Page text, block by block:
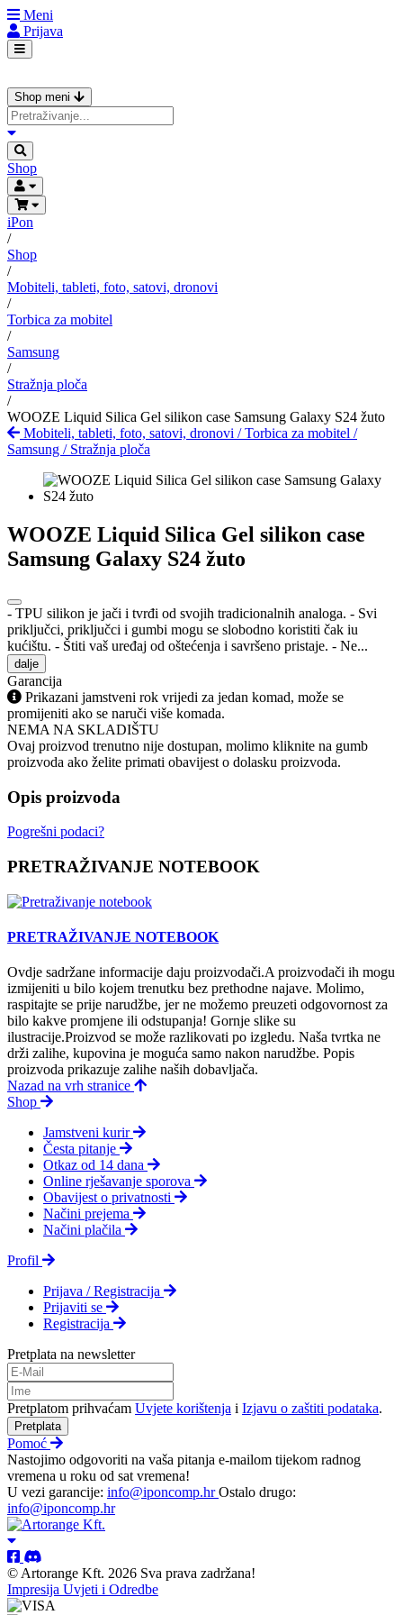
Meni
Prijava
Shop meni
Shop
iPon
/
Shop
/
Mobiteli, tableti, foto, satovi, dronovi
/
Torbica za mobitel
/
Samsung
/
Stražnja ploča
/
WOOZE Liquid Silica Gel silikon case Samsung Galaxy S24 žuto
Mobiteli, tableti, foto, satovi, dronovi /Torbica za mobitel /
Samsung / Stražnja ploča
WOOZE Liquid Silica Gel silikon case
Samsung Galaxy S24 žuto
- TPU silikon je jači i tvrđi od svojih tradicionalnih analoga. - Svi
priključci, priključci i gumbi mogu se slobodno koristiti čak iu
kućištu. - Štiti vaš uređaj od oštećenja i savršeno pristaje. - Ne...
dalje
Garancija
Prikazani jamstveni rok vrijedi za jedan komad, može se
promijeniti ako se naruči više komada.
NEMA NA SKLADIŠTU
Ovaj proizvod trenutno nije dostupan, molimo kliknite na gumb
proizvoda ako želite primati obavijest o dolasku proizvoda.
Opis proizvoda
Pogrešni podaci?
PRETRAŽIVANJE NOTEBOOK
PRETRAŽIVANJE NOTEBOOK
Ovdje sadržane informacije daju proizvodači.A proizvodači ih mogu
izmijeniti u bilo kojem trenutku bez prethodne najave. Molimo,
raspitajte se prije narudžbe, jer ne možemo preuzeti odgovornost za
bilo kakve promjene ili odstupanja! Gornje slike su
ilustracije.Proizvod se može razlikovati po izgledu. Naša tvrtka ne
drži zalihe, kupovina je moguća samo nakon narudžbe. Popis
proizvoda prikazuje zalihe naših dobavljača.
Nazad na vrh stranice
Shop
Jamstveni kurir
Česta pitanje
Otkaz od 14 dana
Online rješavanje sporova
Obavijest o privatnosti
Načini prejema
Načini plačila
Profil
Prijava / Registracija
Prijaviti se
Registracija
Pretplata na newsletter
Pretplatom prihvaćam Uvjete korištenja i Izjavu o zaštiti podataka.
Pretplata
Pomoć
Nastojimo odgovoriti na vaša pitanja e-mailom tijekom radnog
vremena u roku od sat vremena!
U vezi garancije: info@iponcomp.hrOstalo drugo:
info@iponcomp.hr
© Artorange Kft. 2026 Sva prava zadržana!
Impresija Uvjeti i Odredbe